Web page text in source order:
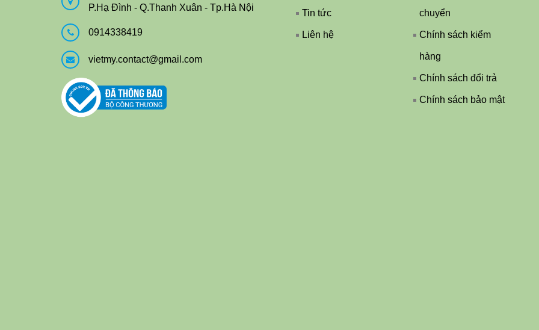
P.Hạ Đình - Q.Thanh Xuân - Tp.Hà Nội
0914338419
vietmy.contact@gmail.com
Tin tức
Liên hệ
chuyển
Chính sách kiểm
hàng
Chính sách đổi trả
Chính sách bảo mật